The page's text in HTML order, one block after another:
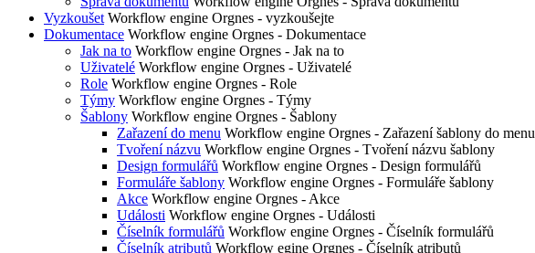
Vyzkoušet Workflow engine Orgnes - vyzkoušejte
Dokumentace Workflow engine Orgnes - Dokumentace
Jak na to Workflow engine Orgnes - Jak na to
Uživatelé Workflow engine Orgnes - Uživatelé
Role Workflow engine Orgnes - Role
Týmy Workflow engine Orgnes - Týmy
Šablony Workflow engine Orgnes - Šablony
Zařazení do menu Workflow engine Orgnes - Zařazení šablony do menu
Tvoření názvu Workflow engine Orgnes - Tvoření názvu šablony
Design formulářů Workflow engine Orgnes - Design formulářů
Formuláře šablony Workflow engine Orgnes - Formuláře šablony
Akce Workflow engine Orgnes - Akce
Události Workflow engine Orgnes - Události
Číselník formulářů Workflow engine Orgnes - Číselník formulářů
Číselník atributů Workflow egine Orgnes - Číselník atributů